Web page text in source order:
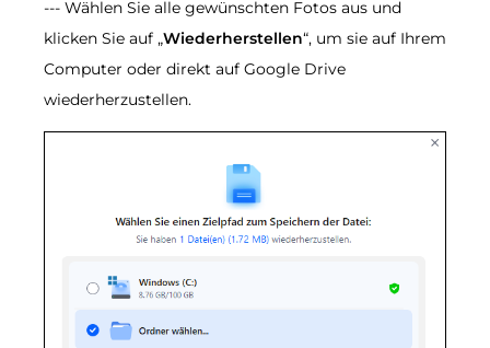
--- Wählen Sie alle gewünschten Fotos aus und
klicken Sie auf „Wiederherstellen“, um sie auf Ihrem
Computer oder direkt auf Google Drive
wiederherzustellen.